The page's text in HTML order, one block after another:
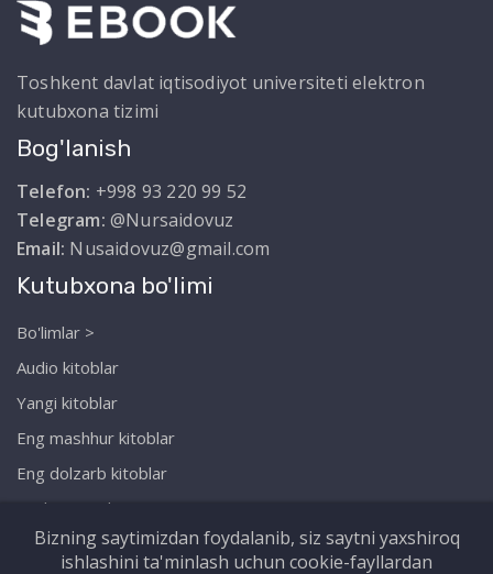
Toshkent davlat iqtisodiyot universiteti elektron
kutubxona tizimi
Bog'lanish
Telefon: +998 93 220 99 52
Telegram: @Nursaidovuz
Email: Nusaidovuz@gmail.com
Kutubxona bo'limi
Bo'limlar >
Audio kitoblar
Yangi kitoblar
Eng mashhur kitoblar
Eng dolzarb kitoblar
Biz haqimizda
Bizning saytimizdan foydalanib, siz saytni yaxshiroq
ishlashini ta'minlash uchun cookie-fayllardan